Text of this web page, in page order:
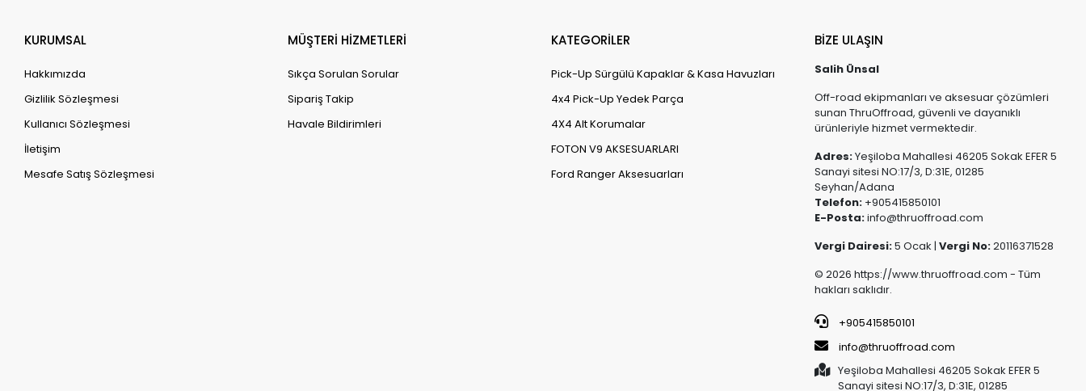
KURUMSAL
Hakkımızda
Gizlilik Sözleşmesi
Kullanıcı Sözleşmesi
İletişim
Mesafe Satış Sözleşmesi
MÜŞTERİ HİZMETLERİ
Sıkça Sorulan Sorular
Sipariş Takip
Havale Bildirimleri
KATEGORİLER
Pick-Up Sürgülü Kapaklar & Kasa Havuzları
4x4 Pick-Up Yedek Parça
4X4 Alt Korumalar
FOTON V9 AKSESUARLARI
Ford Ranger Aksesuarları
BİZE ULAŞIN
Salih Ünsal
Off-road ekipmanları ve aksesuar çözümleri
sunan ThruOffroad, güvenli ve dayanıklı
ürünleriyle hizmet vermektedir.
Adres:Yeşiloba Mahallesi 46205 Sokak EFER 5
Sanayi sitesi NO:17/3, D:31E, 01285
Seyhan/Adana
Telefon:+905415850101
E-Posta:info@thruoffroad.com
Vergi Dairesi:5 Ocak | Vergi No:20116371528
© 2026 https://www.thruoffroad.com - Tüm
hakları saklıdır.
+905415850101
info@thruoffroad.com
Yeşiloba Mahallesi 46205 Sokak EFER 5
Sanayi sitesi NO:17/3, D:31E, 01285